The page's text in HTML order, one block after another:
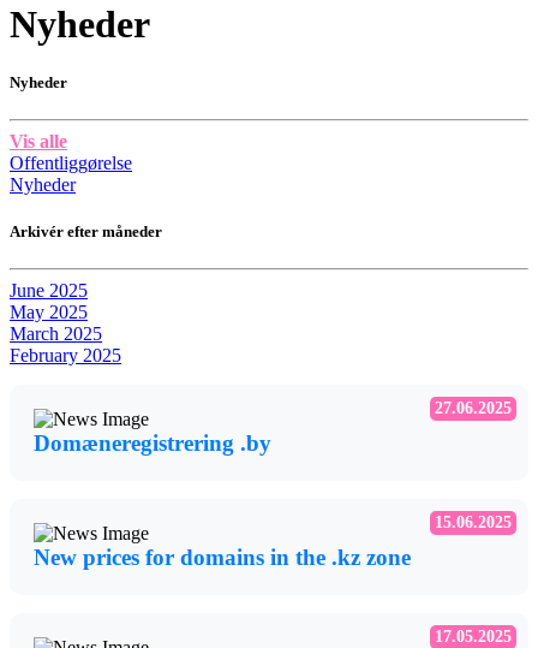
Nyheder
Nyheder
Vis alle
Offentliggørelse
Nyheder
Arkivér efter måneder
June 2025
May 2025
March 2025
February 2025
Domæneregistrering .by
27.06.2025
New prices for domains in the .kz zone
15.06.2025
17.05.2025